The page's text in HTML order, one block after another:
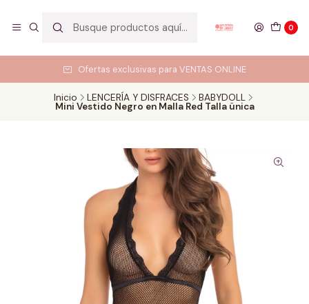
0
Ofertas exclusivas para VENTAS ONLINE
Inicio LENCERÍA Y DISFRACES BABYDOLL
Mini Vestido Negro en Malla Red Talla ünica